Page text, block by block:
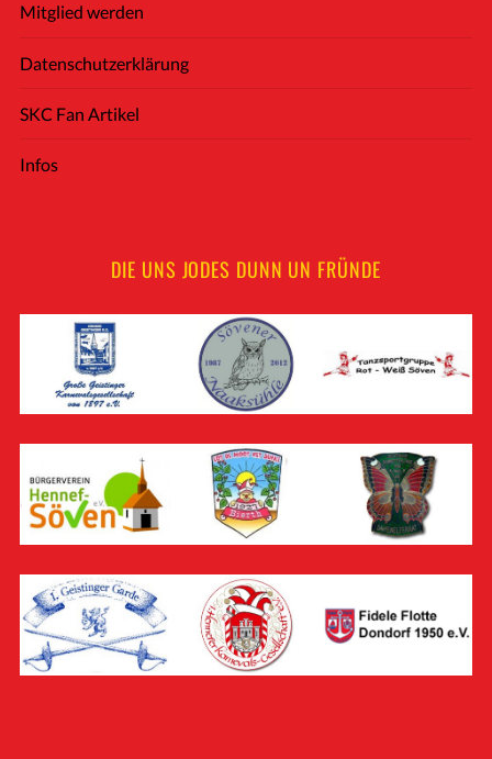
Mitglied werden
Datenschutzerklärung
SKC Fan Artikel
Infos
DIE UNS JODES DUNN UN FRÜNDE